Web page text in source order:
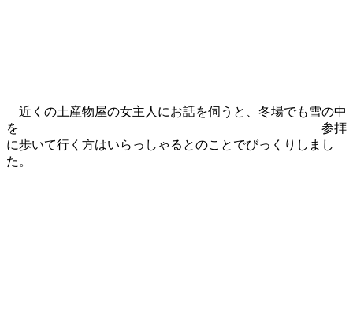
近くの土産物屋の女主人にお話を伺うと、冬場でも雪の中
を 参拝
に歩いて行く方はいらっしゃるとのことでびっくりしまし
た。